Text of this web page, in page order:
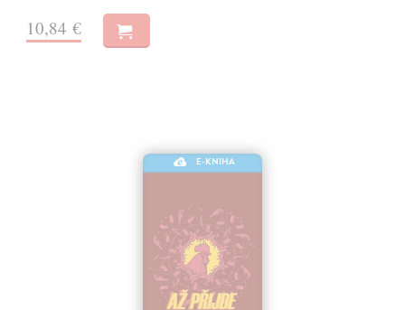
10,84 €
E-KNIHA